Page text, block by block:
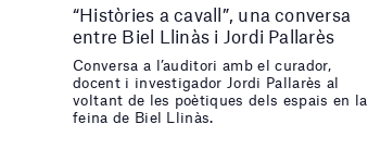
“Històries a cavall”, una conversa
entre Biel Llinàs i Jordi Pallarès
Conversa a l’auditori amb el curador,
docent i investigador Jordi Pallarès al
voltant de les poètiques dels espais en la
feina de Biel Llinàs.